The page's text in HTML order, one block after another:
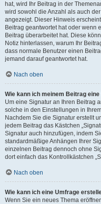
hat, wird Ihr Beitrag in der
wird sowohl die Anzahl als auch
angezeigt. Dieser Hinweis
Beitrag geantwortet hat oder wenn
Beitrag überarbeitet hat. Diese
Notiz hinterlassen, warum Ihr
dass normale Benutzer einen
jemand darauf geantwortet hat.
Nach oben
Wie kann ich meinem Beitrag
Um eine Signatur an Ihren Beitrag
solche in den Einstellungen in
Nachdem Sie die Signatur erstellt
jedem Beitrag das Kästchen
Signatur auch hinzufügen, indem
standardmäßige Anhängen Ihrer
einzelnen Beitrag dennoch ohne
dort einfach das Kontrollkästchen
Nach oben
Wie kann ich eine Umfrage
Wenn Sie ein neues Thema